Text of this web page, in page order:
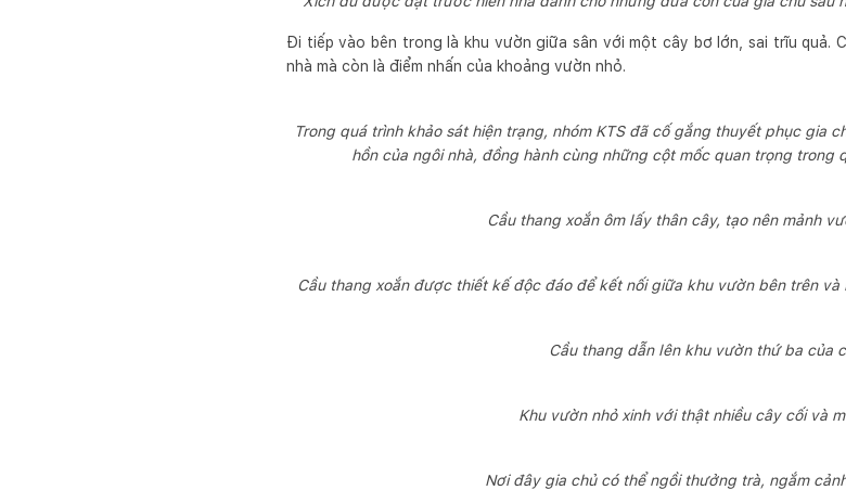
Đi tiếp vào bên trong là khu vườn giữa sân với một cây bơ lớn, sai trĩu quả.
nhà mà còn là điểm nhấn của khoảng vườn nhỏ.
Trong quá trình khảo sát hiện trạng, nhóm KTS đã cố gắng thuyết phục gia
hồn của ngôi nhà, đồng hành cùng những cột mốc quan trọng
Cầu thang xoắn ôm lấy thân cây, tạo nên mảnh
Cầu thang xoắn được thiết kế độc đáo để kết nối giữa khu vườn bên trên
Cầu thang dẫn lên khu vườn thứ ba của
Khu vườn nhỏ xinh với thật nhiều cây cối và
Nơi đây gia chủ có thể ngồi thưởng trà, ngắm